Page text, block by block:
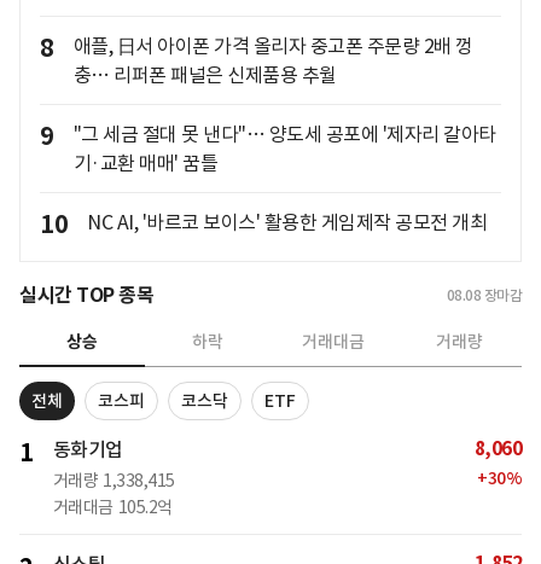
8
애플, 日서 아이폰 가격 올리자 중고폰 주문량 2배 껑
충… 리퍼폰 패널은 신제품용 추월
9
"그 세금 절대 못 낸다"… 양도세 공포에 '제자리 갈아타
기·교환 매매' 꿈틀
10 NC AI, '바르코 보이스' 활용한 게임제작 공모전 개최
실시간 TOP 종목 08.08 장마감
상승 하락 거래대금 거래량
전체 코스피 코스닥 ETF
1 동화기업
거래량 1,338,415
거래대금 105.2억
8,060
+30%